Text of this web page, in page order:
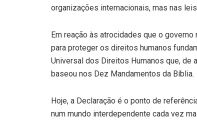
organizações internacionais, mas nas
Em reação às atrocidades que o
para proteger os direitos humanos
Universal dos Direitos Humanos que, de
baseou nos Dez Mandamentos da Bíblia.
Hoje, a Declaração é o ponto de
num mundo interdependente cada vez